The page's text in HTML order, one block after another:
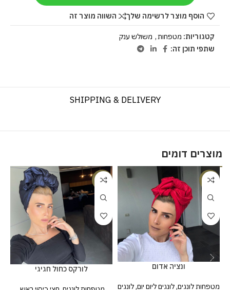
הוסף מוצר לרשימה שלך השווה מוצר זה
קטגוריות: מטפחות, משולש ענק
שתפי תוכן זה:
SHIPPING & DELIVERY
מוצרים דומים
-25%
ונציה אדום
מטפחות לונגים,לונגים ליום יום,לונגים
-17%
לורקס כחול חגיגי